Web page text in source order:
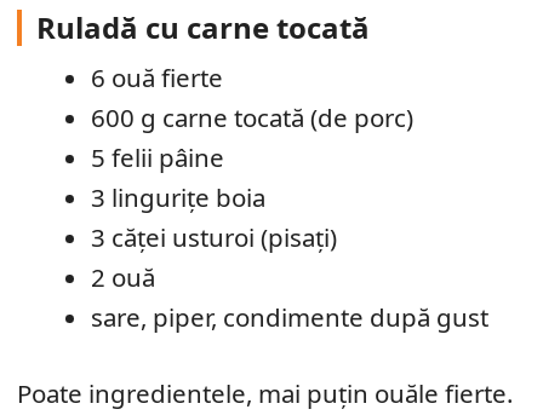
Ruladă cu carne tocată
6 ouă fierte
600 g carne tocată (de porc)
5 felii pâine
3 lingurițe boia
3 căței usturoi (pisați)
2 ouă
sare, piper, condimente după gust
Poate ingredientele, mai puțin ouăle fierte.